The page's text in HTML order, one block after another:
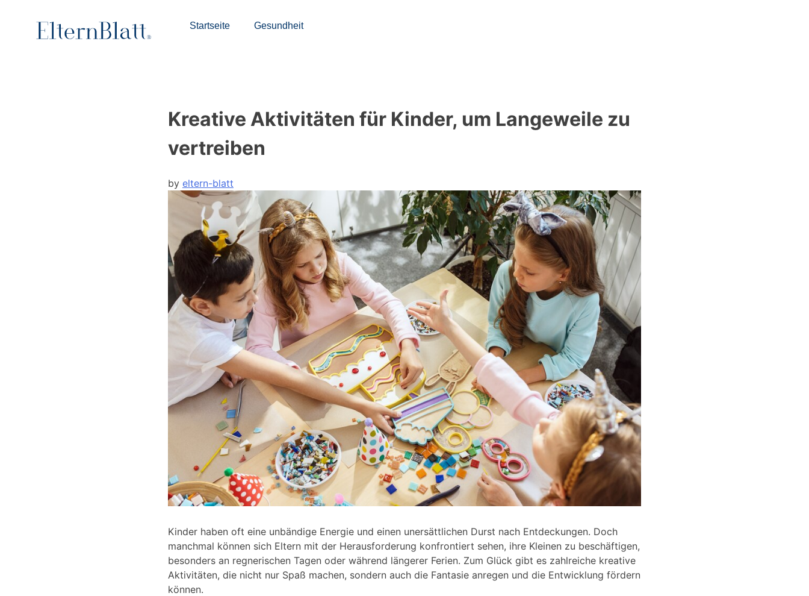
Startseite Gesundheit
Kreative Aktivitäten für Kinder, um Langeweile zu
vertreiben
by eltern-blatt
Kinder haben oft eine unbändige Energie und einen unersättlichen Durst nach Entdeckungen. Doch
manchmal können sich Eltern mit der Herausforderung konfrontiert sehen, ihre Kleinen zu beschäftigen,
besonders an regnerischen Tagen oder während längerer Ferien. Zum Glück gibt es zahlreiche kreative
Aktivitäten, die nicht nur Spaß machen, sondern auch die Fantasie anregen und die Entwicklung fördern
können.